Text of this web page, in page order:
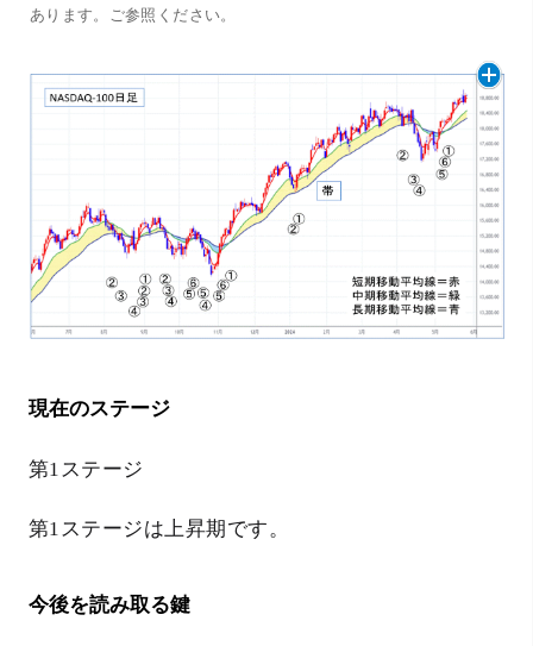
あります。ご参照ください。
現在のステージ
第1ステージ
第1ステージは上昇期です。
今後を読み取る鍵